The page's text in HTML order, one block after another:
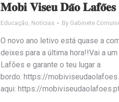
𝐌𝐨𝐛𝐢 𝐕𝐢𝐬𝐞𝐮 𝐃𝐚̃𝐨 𝐋𝐚𝐟𝐨̃𝐞𝐬
Educação, Notícias By Gabinete
O novo ano letivo está quase a
deixes para a última hora!!Vai a
Lafões e garante o teu lugar a
bordo: https://
aqui: https://